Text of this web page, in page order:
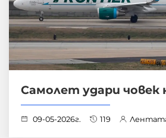
Самолет удари човек
09-05-2026г. 119